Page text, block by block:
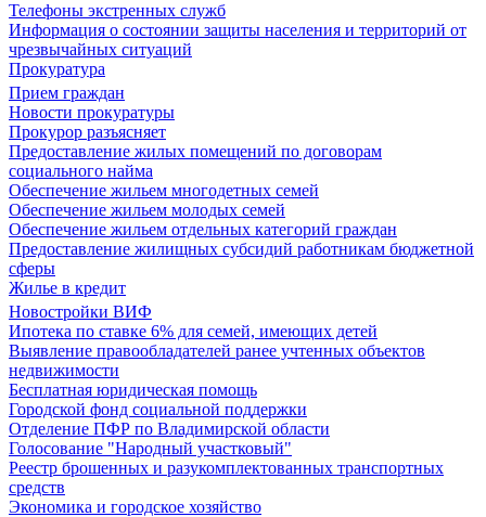
Телефоны экстренных служб
Информация о состоянии защиты населения и территорий от
чрезвычайных ситуаций
Прокуратура
Прием граждан
Новости прокуратуры
Прокурор разъясняет
Предоставление жилых помещений по договорам
социального найма
Обеспечение жильем многодетных семей
Обеспечение жильем молодых семей
Обеспечение жильем отдельных категорий граждан
Предоставление жилищных субсидий работникам бюджетной
сферы
Жилье в кредит
Новостройки ВИФ
Ипотека по ставке 6% для семей, имеющих детей
Выявление правообладателей ранее учтенных объектов
недвижимости
Бесплатная юридическая помощь
Городской фонд социальной поддержки
Отделение ПФР по Владимирской области
Голосование "Народный участковый"
Реестр брошенных и разукомплектованных транспортных
средств
Экономика и городское хозяйство